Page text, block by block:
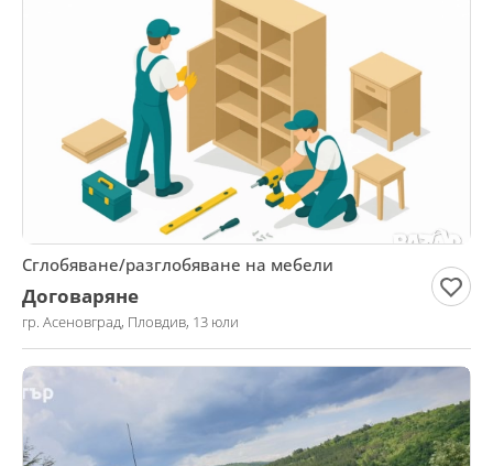
Сглобяване/разглобяване на мебели
Договаряне
гр. Асеновград, Пловдив, 13 юли